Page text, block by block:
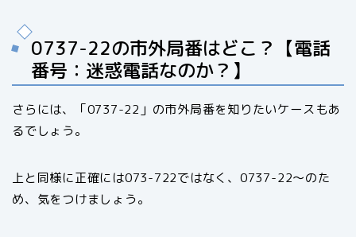
0737-22の市外局番はどこ？【電話
番号：迷惑電話なのか？】
さらには、「0737-22」の市外局番を知りたいケースもあ
るでしょう。
上と同様に正確には073-722ではなく、0737-22〜のた
め、気をつけましょう。